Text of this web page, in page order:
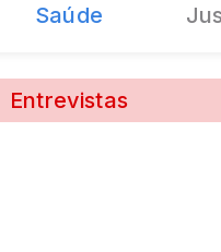
Saúde
Entrevistas